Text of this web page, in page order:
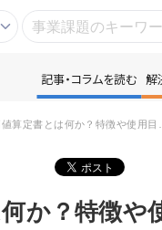
記事・コラムを読む 解
か？特徴や